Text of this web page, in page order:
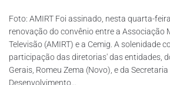
Foto: AMIRT Foi assinado, nesta quarta-
renovação do convênio entre a Associação
Televisão (AMIRT) e a Cemig. A solenidade
participação das diretorias' das entidades,
Gerais, Romeu Zema (Novo), e da
Desenvolvimento...